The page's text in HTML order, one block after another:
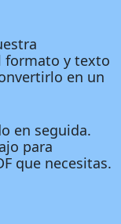
formato y texto
en un
en seguida.
para
que necesitas.